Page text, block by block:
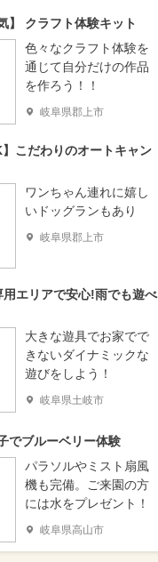
】 クラフト体験キット
色々なクラフト体験を
通じて自分だけの作品
を作ろう！！
岐阜県郡上市
】こだわりのオートキャン
ワンちゃん連れに嬉し
いドッグランもあり
岐阜県郡上市
用エリアで安心!雨でも遊べ
大きな遊具でお家でで
きないダイナミックな
遊びをしよう！
岐阜県土岐市
でブルーベリー体験
パラソルやミスト扇風
機も完備。ご来園の方
には水をプレゼント！
岐阜県高山市